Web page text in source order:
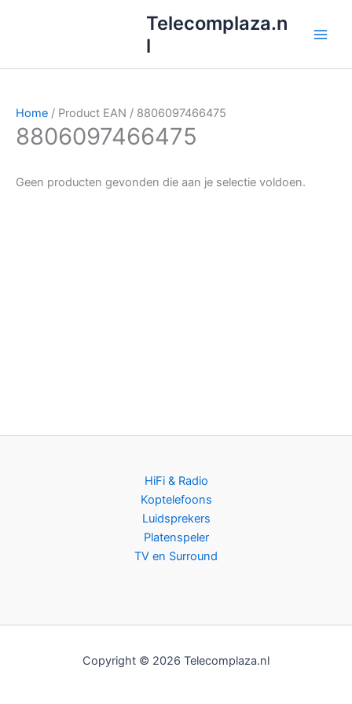
inhoud
Telecomplaza.n
l
Home / Product EAN / 8806097466475
8806097466475
Geen producten gevonden die aan je selectie voldoen.
HiFi & Radio
Koptelefoons
Luidsprekers
Platenspeler
TV en Surround
Copyright © 2026 Telecomplaza.nl